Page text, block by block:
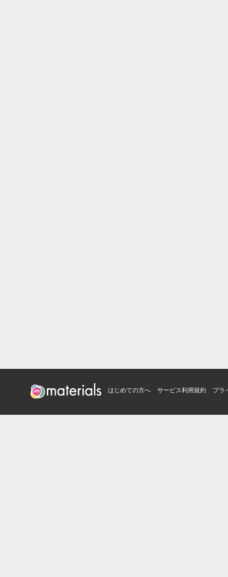
はじめての方へ サービス利用規約 プラ